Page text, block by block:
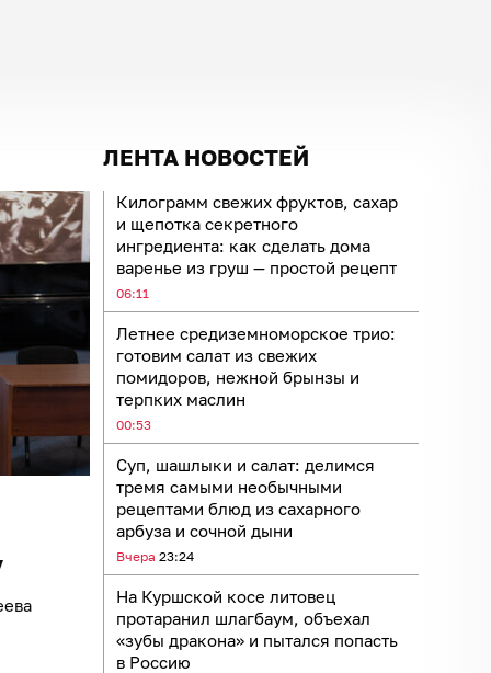
ЛЕНТА НОВОСТЕЙ
Килограмм свежих фруктов, сахар
и щепотка секретного
ингредиента: как сделать дома
варенье из груш — простой рецепт
06:11
Летнее средиземноморское трио:
готовим салат из свежих
помидоров, нежной брынзы и
терпких маслин
00:53
Суп, шашлыки и салат: делимся
тремя самыми необычными
рецептами блюд из сахарного
арбуза и сочной дыни
Вчера 23:24
На Куршской косе литовец
протаранил шлагбаум, объехал
«зубы дракона» и пытался попасть
в Россию